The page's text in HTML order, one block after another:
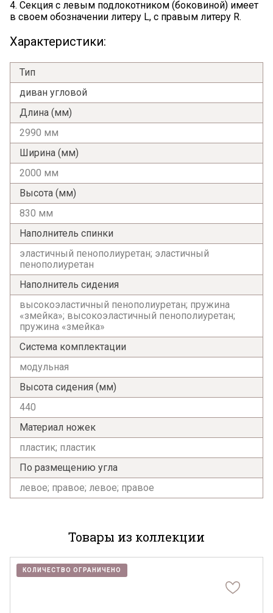
обработки персональных данных и
4. Секция с левым подлокотником (боковиной) имеет
в своем обозначении литеру L, с правым литеру R.
Характеристики:
Тип
диван угловой
Длина (мм)
2990 мм
Ширина (мм)
2000 мм
Высота (мм)
830 мм
Наполнитель спинки
эластичный пенополиуретан; эластичный
пенополиуретан
Наполнитель сидения
высокоэластичный пенополиуретан; пружина
«змейка»; высокоэластичный пенополиуретан;
пружина «змейка»
Система комплектации
модульная
Высота сидения (мм)
440
Материал ножек
пластик; пластик
По размещению угла
левое; правое; левое; правое
Товары из коллекции
КОЛИЧЕСТВО ОГРАНИЧЕНО